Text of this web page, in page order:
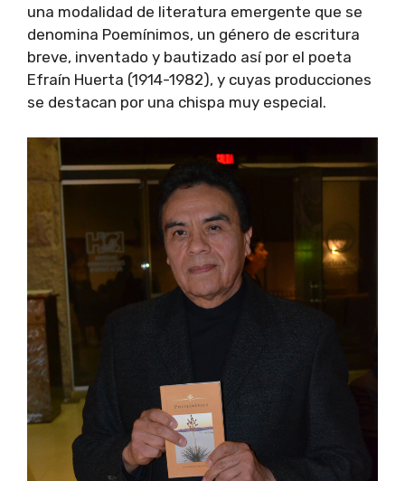
una modalidad de literatura emergente que se
denomina Poemínimos, un género de escritura
breve, inventado y bautizado así por el poeta
Efraín Huerta (1914-1982), y cuyas producciones
se destacan por una chispa muy especial.